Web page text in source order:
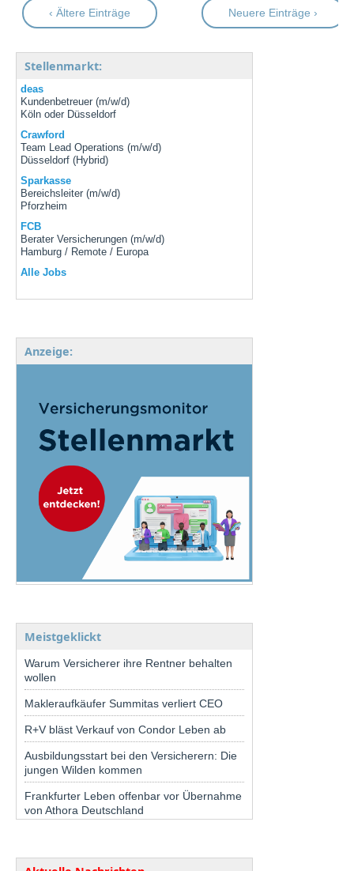
‹ Ältere Einträge Neuere Einträge ›
Stellenmarkt:
deas
Kundenbetreuer (m/w/d)
Köln oder Düsseldorf
Crawford
Team Lead Operations (m/w/d)
Düsseldorf (Hybrid)
Sparkasse
Bereichsleiter (m/w/d)
Pforzheim
FCB
Berater Versicherungen (m/w/d)
Hamburg / Remote / Europa
Alle Jobs
Anzeige:
Meistgeklickt
Warum Versicherer ihre Rentner behalten
wollen
Makleraufkäufer Summitas verliert CEO
R+V bläst Verkauf von Condor Leben ab
Ausbildungsstart bei den Versicherern: Die
jungen Wilden kommen
Frankfurter Leben offenbar vor Übernahme
von Athora Deutschland